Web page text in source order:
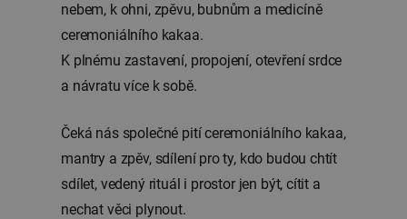
nebem, k ohni, zpěvu, bubnům a medicíně
ceremoniálního kakaa.
K plnému zastavení, propojení, otevření srdce
a návratu více k sobě.
Čeká nás společné pití ceremoniálního kakaa,
mantry a zpěv, sdílení pro ty, kdo budou chtít
sdílet, vedený rituál i prostor jen být, cítit a
nechat věci plynout.